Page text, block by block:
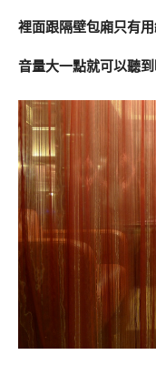
裡面跟隔壁包廂只有
音量大一點就可以聽